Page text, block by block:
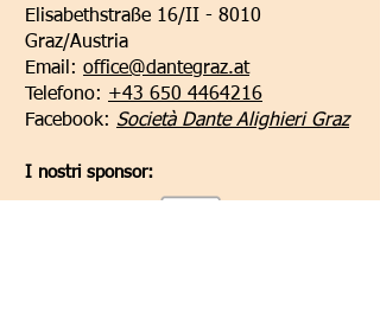
Elisabethstraße 16/II - 8010
Graz/Austria
Email: office@dantegraz.at
Telefono: +43 650 4464216
Facebook: Società Dante Alighieri Graz
I nostri sponsor: